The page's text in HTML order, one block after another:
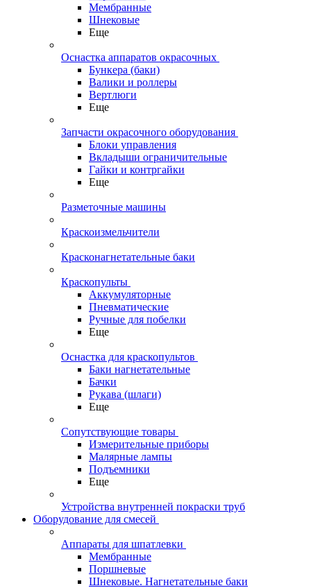
Мембранные
Шнековые
Еще
Оснастка аппаратов окрасочных
Бункера (баки)
Валики и роллеры
Вертлюги
Еще
Запчасти окрасочного оборудования
Блоки управления
Вкладыши ограничительные
Гайки и контргайки
Еще
Разметочные машины
Краскоизмельчители
Красконагнетательные баки
Краскопульты
Аккумуляторные
Пневматические
Ручные для побелки
Еще
Оснастка для краскопультов
Баки нагнетательные
Бачки
Рукава (шлаги)
Еще
Сопутствующие товары
Измерительные приборы
Малярные лампы
Подъемники
Еще
Устройства внутренней покраски труб
Оборудование для смесей
Аппараты для шпатлевки
Мембранные
Поршневые
Шнековые. Нагнетательные баки